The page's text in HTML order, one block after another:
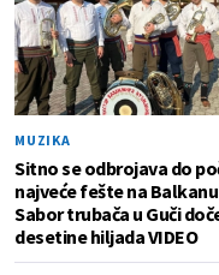
MUZIKA
Sitno se odbrojava do
najveće fešte na
Sabor trubača u Guči
desetine hiljada VIDEO